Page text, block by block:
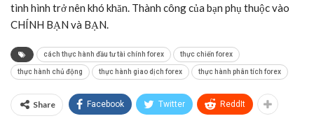
tình hình trở nên khó khăn. Thành công của bạn phụ thuộc vào
CHÍNH BẠN và BẠN.
cách thực hành đầu tư tài chính forex thực chiến forex
thực hành chủ động thực hành giao dịch forex thực hành phân tích forex
Share Facebook Twitter ReddIt